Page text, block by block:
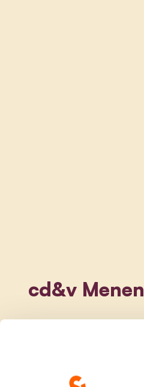
cd&v Menen